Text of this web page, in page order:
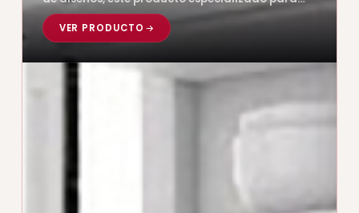
cubrir…
VER PRODUCTO